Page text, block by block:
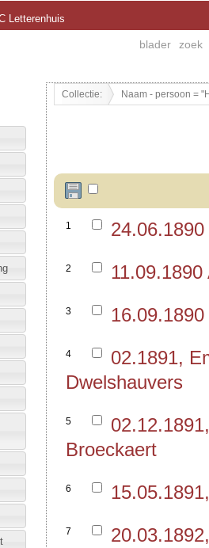
Letterenhuis
blader zoek
Collectie: Naam - persoon =
1
2
3
4
02.1891,
Dwelshauvers
5
Broeckaert
6
7